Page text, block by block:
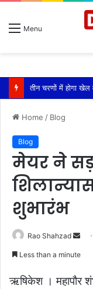
Menu
तीन चरणों में होगा खेल
Home / Blog
Blog
मेयर ने
शुभारंभ
Rao Shahzad
Less than a minute
ऋषिकेश । महापौर